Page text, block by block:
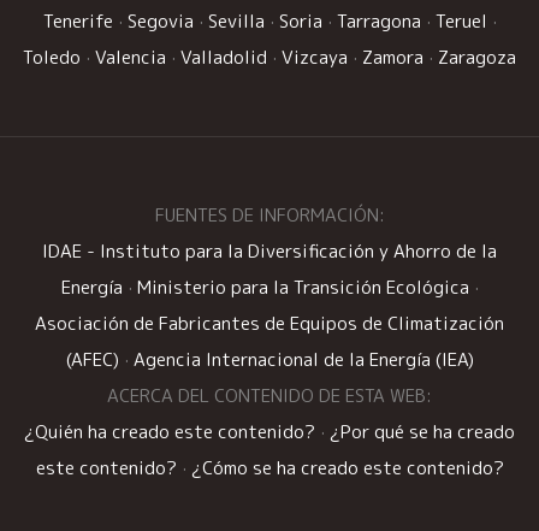
Tenerife · Segovia · Sevilla · Soria · Tarragona · Teruel ·
Toledo · Valencia · Valladolid · Vizcaya · Zamora · Zaragoza
FUENTES DE INFORMACIÓN:
IDAE - Instituto para la Diversificación y Ahorro de la
Energía · Ministerio para la Transición Ecológica ·
Asociación de Fabricantes de Equipos de Climatización
(AFEC) · Agencia Internacional de la Energía (IEA)
ACERCA DEL CONTENIDO DE ESTA WEB:
¿Quién ha creado este contenido? · ¿Por qué se ha creado
este contenido? · ¿Cómo se ha creado este contenido?